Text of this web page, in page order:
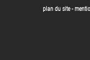
plan du site-